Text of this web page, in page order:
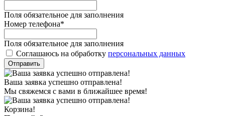
Поля обязательное для заполнения
Номер телефона*
Поля обязательное для заполнения
Соглашаюсь на обработку персональных данных
Отправить
Ваша заявка успешно отправлена!
Мы свяжемся с вами в ближайшее время!
Корзина!